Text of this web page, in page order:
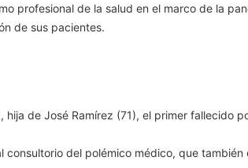
profesional de la salud en el marco de la
de sus pacientes.
de José Ramírez (71), el primer fallecido
consultorio del polémico médico, que también